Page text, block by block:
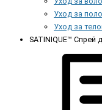
Уход за
Уход за
SATINIQUE™ Спрей